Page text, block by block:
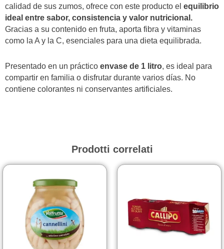
calidad de sus zumos, ofrece con este producto el equilibrio
ideal entre sabor, consistencia y valor nutricional.
Gracias a su contenido en fruta, aporta fibra y vitaminas
como la A y la C, esenciales para una dieta equilibrada.
Presentado en un práctico envase de 1 litro, es ideal para
compartir en familia o disfrutar durante varios días. No
contiene colorantes ni conservantes artificiales.
Prodotti correlati